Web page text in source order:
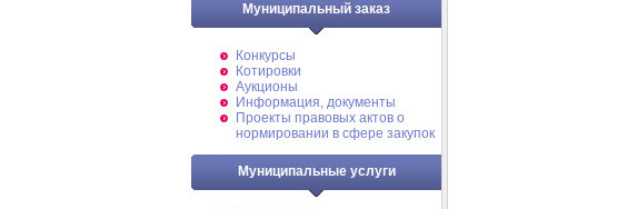
Муниципальный заказ
Конкурсы
Котировки
Аукционы
Информация, документы
Проекты правовых актов о
нормировании в сфере закупок
Муниципальные услуги